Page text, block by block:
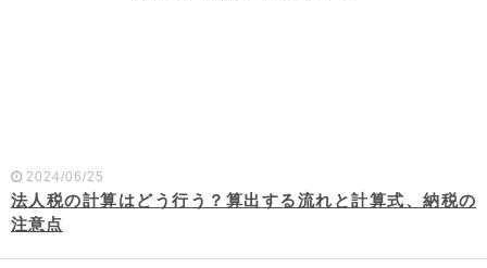
2024/06/25
法人税の計算はどう行う？算出する流れと計算式、納税の
注意点